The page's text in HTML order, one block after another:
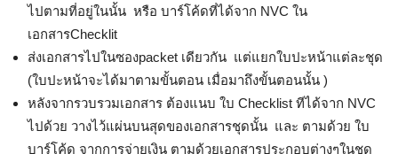
ไปตามที่อยู่ในนั้น หรือ บาร์โค้ดที่ได้จาก NVC ใน
เอกสารChecklit
ส่งเอกสารไปในซองpacket เดียวกัน แต่แยกใบปะหน้าแต่ละชุด
(ใบปะหน้าจะได้มาตามขั้นตอน เมื่อมาถึงขั้นตอนนั้น )
หลังจากรวบรวมเอกสาร ต้องแนบ ใบ Checklist ทีได้จาก NVC
ไปด้วย วางไว้แผ่นบนสุดของเอกสารชุดนั้น และ ตามด้วย ใบ
บาร์โค้ด จากการจ่ายเงิน ตามด้วยเอกสารประกอบต่างๆในชุด